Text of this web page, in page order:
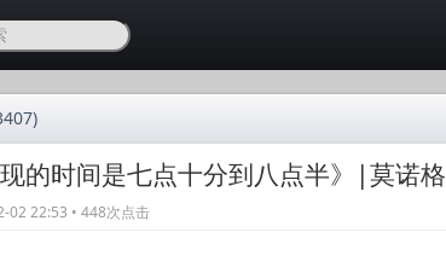
现的时间是七点十分到八点半》|莫诺格
02 22:53 • 448次点击